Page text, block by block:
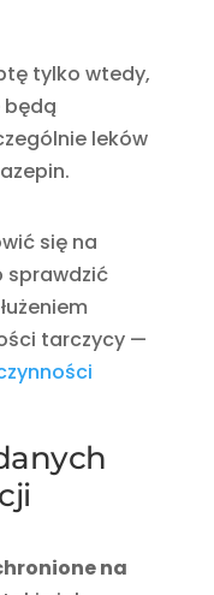
tylko wtedy,
będą
leków
się na
sprawdzić
tarczycy —
na